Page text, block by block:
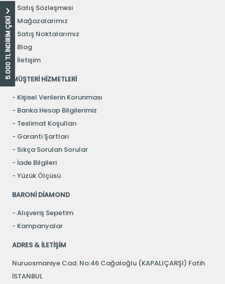
5.000 TL İNDİRİM ÇEKİ
Satış Sözleşmesi
Mağazalarımız
Satış Noktalarımız
Blog
İletişim
MÜŞTERİ HİZMETLERİ
Kişisel Verilerin Korunması
Banka Hesap Bilgilerimiz
Teslimat Koşulları
Garanti Şartları
Sıkça Sorulan Sorular
İade Bilgileri
Yüzük Ölçüsü
BARONİ DİAMOND
Alışveriş Sepetim
Kampanyalar
ADRES & İLETİŞİM
Nuruosmaniye Cad. No:46 Cağaloğlu (KAPALIÇARŞI) Fatih
İSTANBUL